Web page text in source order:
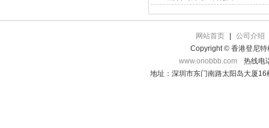
网站首页
公司介绍
Copyright © 香港登尼特
www.onobbb.com
热线电
地址：深圳市东门南路太阳岛大厦